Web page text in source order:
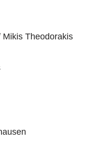
Theodorakis